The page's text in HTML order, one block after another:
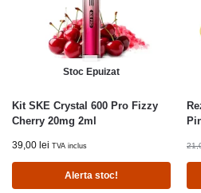
Stoc Epuizat
Kit SKE Crystal 600 Pro Fizzy
Cherry 20mg 2ml
39,00 lei TVA inclus
Alerta stoc!